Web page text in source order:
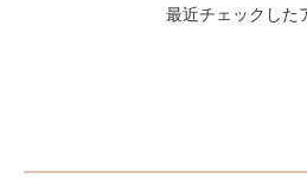
最近チェックした